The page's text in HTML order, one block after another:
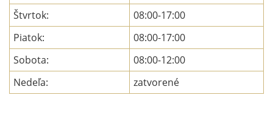
Štvrtok:
08:00-17:00
Piatok:
08:00-17:00
Sobota:
08:00-12:00
Nedeľa:
zatvorené